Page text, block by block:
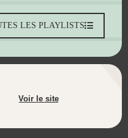
LES PLAYLISTS
Voir le site